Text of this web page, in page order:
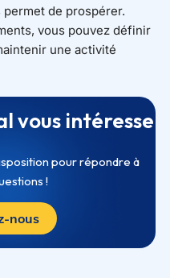
de prospérer.
vous pouvez définir
une activité
vous intéresse
pour répondre à
!
nous